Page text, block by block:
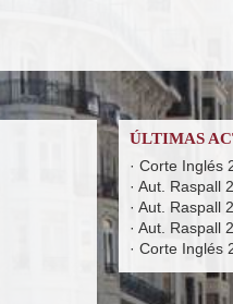
ÚLTIMAS
· Corte Inglés
· Aut. Raspall
· Aut. Raspall
· Aut. Raspall
· Corte Inglés